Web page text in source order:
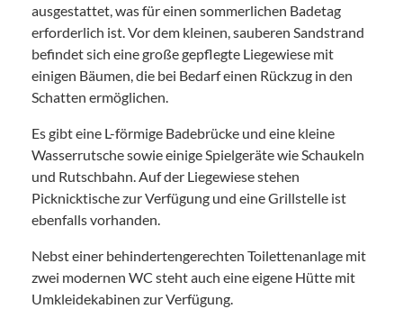
ausgestattet, was für einen sommerlichen Badetag
erforderlich ist. Vor dem kleinen, sauberen Sandstrand
befindet sich eine große gepflegte Liegewiese mit
einigen Bäumen, die bei Bedarf einen Rückzug in den
Schatten ermöglichen.
Es gibt eine L-förmige Badebrücke und eine kleine
Wasserrutsche sowie einige Spielgeräte wie Schaukeln
und Rutschbahn. Auf der Liegewiese stehen
Picknicktische zur Verfügung und eine Grillstelle ist
ebenfalls vorhanden.
Nebst einer behindertengerechten Toilettenanlage mit
zwei modernen WC steht auch eine eigene Hütte mit
Umkleidekabinen zur Verfügung.